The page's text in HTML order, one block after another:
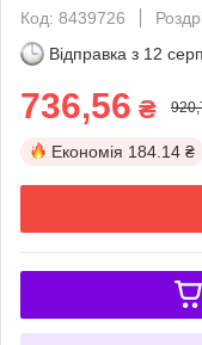
Код: 8439726
Відправка з 12
736,56 ₴
Економія 184.14 ₴